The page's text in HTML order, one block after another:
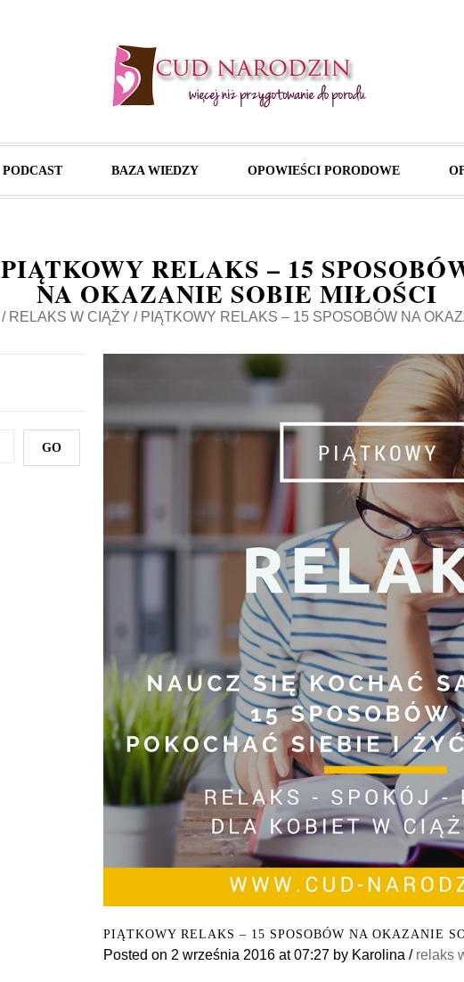
PODCAST BAZA WIEDZY OPOWIEŚCI PORODOWE
PIĄTKOWY RELAKS – 15
NA OKAZANIE SOBIE MIŁOŚCI
/ RELAKS W CIĄŻY / PIĄTKOWY RELAKS – 15 SPOSOBÓW NA
PIĄTKOWY RELAKS – 15 SPOSOBÓW NA OKAZANIE
Posted on 2 września 2016 at 07:27 by Karolina / relaks